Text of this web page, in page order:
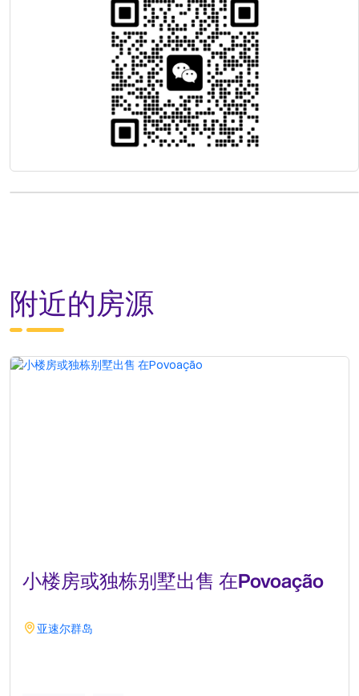
附近的房源
小楼房或独栋别墅出售 在Povoação
亚速尔群岛